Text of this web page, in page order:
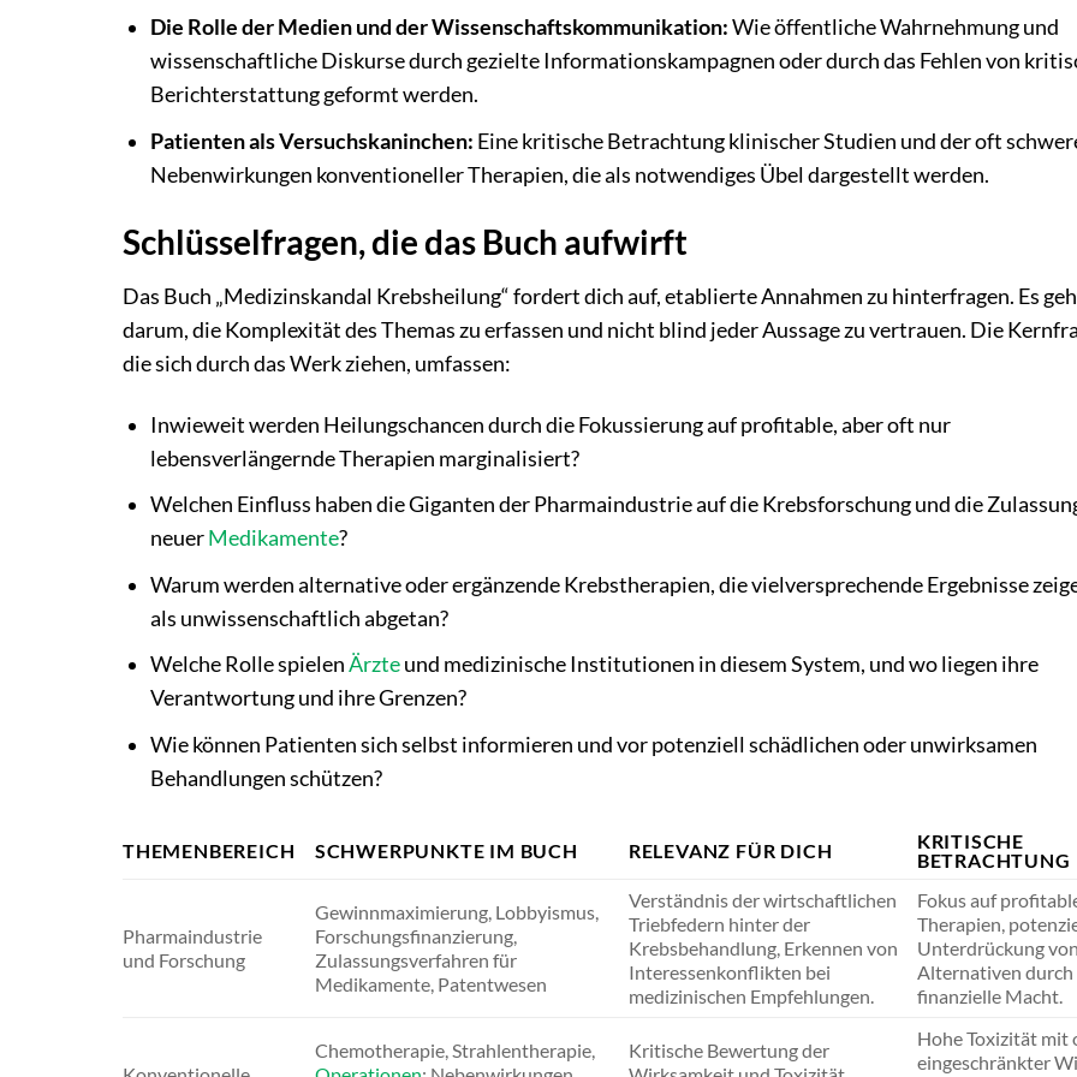
Die Rolle der Medien und der Wissenschaftskommunikation:Wie öffentliche Wahrnehmung und
wissenschaftliche Diskurse durch gezielte Informationskampagnen oder durch das Fehlen von
Berichterstattung geformt werden.
Patienten als Versuchskaninchen: Eine kritische Betrachtung klinischer Studien und der oft
Nebenwirkungen konventioneller Therapien, die als notwendiges Übel dargestellt werden.
Schlüsselfragen, die das Buch aufwirft
Das Buch „Medizinskandal Krebsheilung“ fordert dich auf, etablierte Annahmen zu hinterfragen. Es
darum, die Komplexität des Themas zu erfassen und nicht blind jeder Aussage zu vertrauen. Die
die sich durch das Werk ziehen, umfassen:
Inwieweit werden Heilungschancen durch die Fokussierung auf profitable, aber oft nur
lebensverlängernde Therapien marginalisiert?
Welchen Einfluss haben die Giganten der Pharmaindustrie auf die Krebsforschung und die
neuerMedikamente?
Warum werden alternative oder ergänzende Krebstherapien, die vielversprechende Ergebnisse
als unwissenschaftlich abgetan?
Welche Rolle spielenÄrzteund medizinische Institutionen in diesem System, und wo liegen ihre
Verantwortung und ihre Grenzen?
Wie können Patienten sich selbst informieren und vor potenziell schädlichen oder unwirksamen
Behandlungen schützen?
THEMENBEREICH SCHWERPUNKTE IM BUCH RELEVANZ FÜR DICH
KRITISCHE
BETRACHTUNG
Pharmaindustrie
und Forschung
Gewinnmaximierung, Lobbyismus,
Forschungsfinanzierung,
Zulassungsverfahren für
Medikamente, Patentwesen
Verständnis der wirtschaftlichen
Triebfedern hinter der
Krebsbehandlung, Erkennen von
Interessenkonflikten bei
medizinischen Empfehlungen.
Fokus auf
Therapien,
Unterdrückung von
Alternativen durch
finanzielle Macht.
Chemotherapie, Strahlentherapie,
Kritische Bewertung der
Hohe Toxizität mit
eingeschränkter